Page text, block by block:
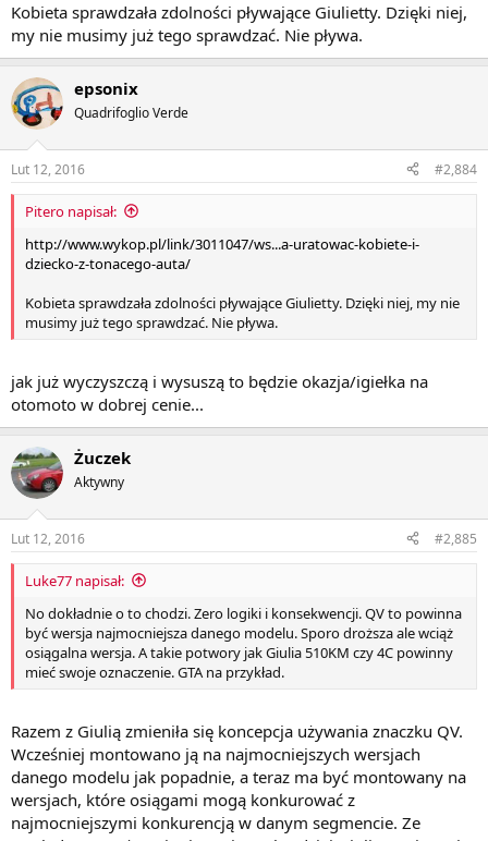
Kobieta sprawdzała zdolności pływające Giulietty. Dzięki niej,
my nie musimy już tego sprawdzać. Nie pływa.
epsonix
Quadrifoglio Verde
Lut 12, 2016 #2,884
Pitero napisał:
http://www.wykop.pl/link/3011047/ws...a-uratowac-kobiete-i-
dziecko-z-tonacego-auta/
Kobieta sprawdzała zdolności pływające Giulietty. Dzięki niej, my nie
musimy już tego sprawdzać. Nie pływa.
jak już wyczyszczą i wysuszą to będzie okazja/igiełka na
otomoto w dobrej cenie...
Żuczek
Aktywny
Lut 12, 2016 #2,885
Luke77 napisał:
No dokładnie o to chodzi. Zero logiki i konsekwencji. QV to powinna
być wersja najmocniejsza danego modelu. Sporo droższa ale wciąż
osiągalna wersja. A takie potwory jak Giulia 510KM czy 4C powinny
mieć swoje oznaczenie. GTA na przykład.
Razem z Giulią zmieniła się koncepcja używania znaczku QV.
Wcześniej montowano ją na najmocniejszych wersjach
danego modelu jak popadnie, a teraz ma być montowany na
wersjach, które osiągami mogą konkurować z
najmocniejszymi konkurencją w danym segmencie. Ze